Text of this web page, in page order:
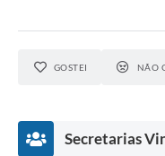
GOSTEI NÃO
Secretarias